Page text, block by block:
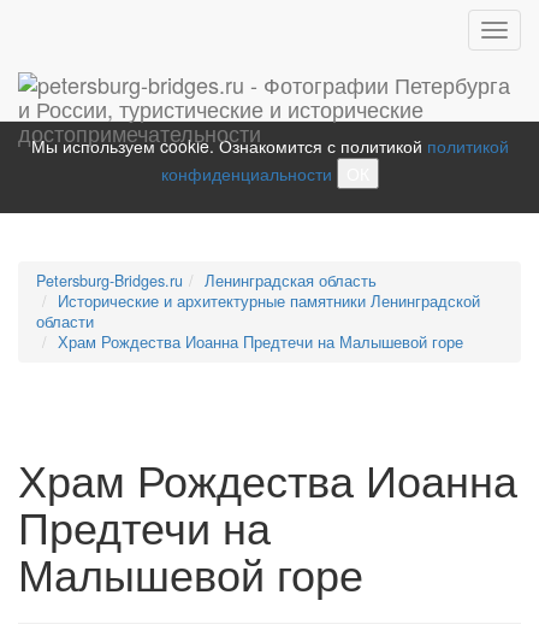
Мы используем cookie. Ознакомится с политикой политикой
конфиденциальности
Petersburg-Bridges.ru
Ленинградская область
Исторические и архитектурные памятники Ленинградской
области
Храм Рождества Иоанна Предтечи на Малышевой горе
Храм Рождества Иоанна
Предтечи на
Малышевой горе